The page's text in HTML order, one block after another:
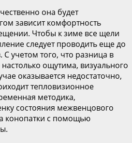
она будет
зависит комфортность
Чтобы к зиме все щели
следует проводить еще до
С учетом того, что разница в
ощутима, визуального
оказывается недостаточно,
тепловизионное
методика,
состояния межвенцового
конопатки с помощью